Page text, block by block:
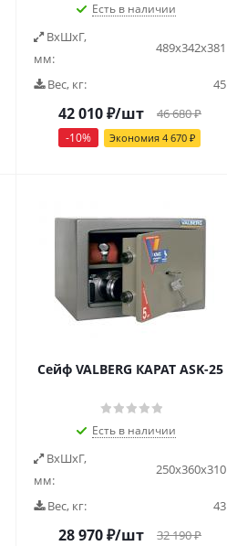
Есть в наличии
ВxШxГ,
мм:
489х342х381
Вес, кг: 45
42 010₽/шт 46 680₽
-10% Экономия 4 670 ₽
Сейф VALBERG КАРАТ ASK-25
Есть в наличии
ВxШxГ,
мм:
250х360х310
Вес, кг: 43
28 970₽/шт 32 190₽